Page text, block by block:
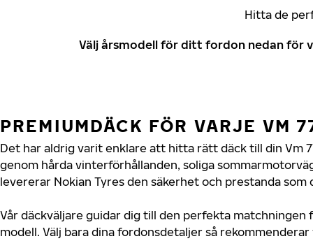
Hitta de
Välj årsmodell för ditt fordon nedan för
PREMIUMDÄCK FÖR VARJE VM
Det har aldrig varit enklare att hitta rätt däck till din Vm
genom hårda vinterförhållanden, soliga
levererar Nokian Tyres den säkerhet och prestanda som
Vår däckväljare guidar dig till den perfekta matchningen
modell. Välj bara dina fordonsdetaljer så